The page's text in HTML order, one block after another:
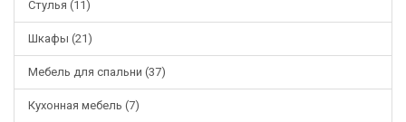
Стулья (11)
Шкафы (21)
Мебель для спальни (37)
Кухонная мебель (7)